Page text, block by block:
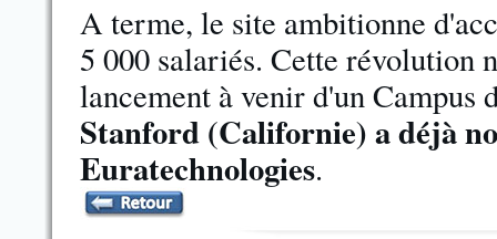
A terme, le site ambitionne
5 000 salariés. Cette révolution
lancement à venir d'un Campus
Stanford (Californie) a déjà
Euratechnologies.